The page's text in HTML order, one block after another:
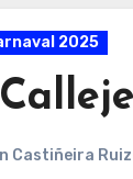
2025
Castiñeira Ruiz